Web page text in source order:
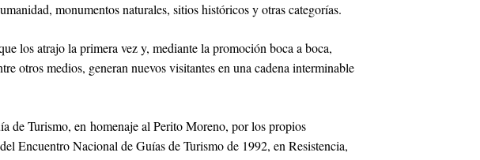
monumentos naturales, sitios históricos y otras categorías.
los atrajo la primera vez y, mediante la promoción boca a boca,
otros medios, generan nuevos visitantes en una cadena interminable
de Turismo, en homenaje al Perito Moreno, por los propios
Encuentro Nacional de Guías de Turismo de 1992, en Resistencia,